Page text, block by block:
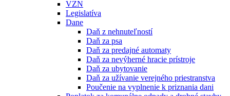
VZN
Legislatíva
Dane
Daň z nehnuteľností
Daň za psa
Daň za predajné automaty
Daň za nevýherné hracie prístroje
Daň za ubytovanie
Daň za užívanie verejného priestranstva
Poučenie na vyplnenie k priznania dani